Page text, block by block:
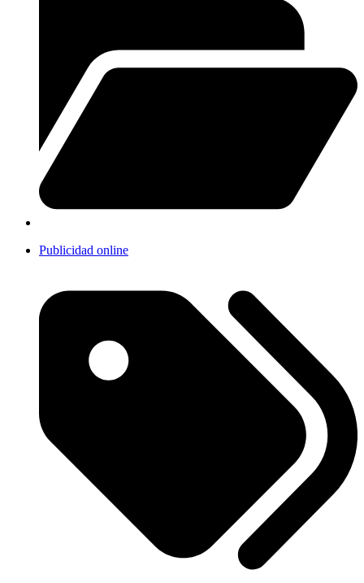
Publicidad online